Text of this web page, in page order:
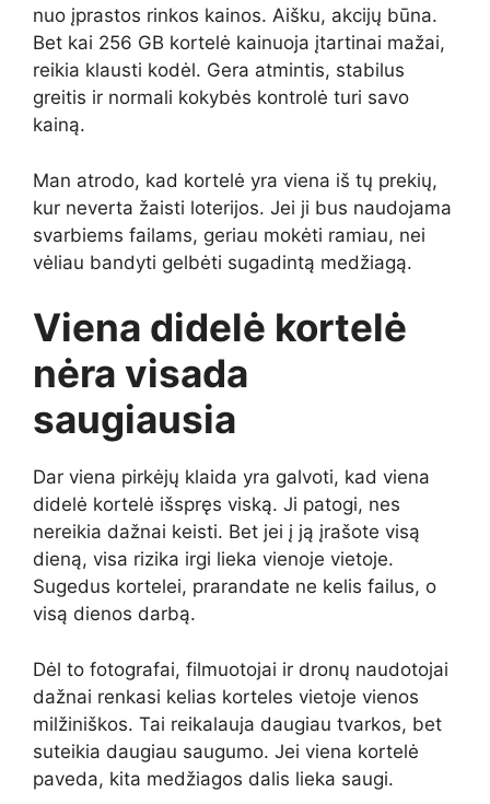
nuo įprastos rinkos kainos. Aišku, akcijų būna.
Bet kai 256 GB kortelė kainuoja įtartinai mažai,
reikia klausti kodėl. Gera atmintis, stabilus
greitis ir normali kokybės kontrolė turi savo
kainą.
Man atrodo, kad kortelė yra viena iš tų prekių,
kur neverta žaisti loterijos. Jei ji bus naudojama
svarbiems failams, geriau mokėti ramiau, nei
vėliau bandyti gelbėti sugadintą medžiagą.
Viena didelė kortelė
nėra visada
saugiausia
Dar viena pirkėjų klaida yra galvoti, kad viena
didelė kortelė išspręs viską. Ji patogi, nes
nereikia dažnai keisti. Bet jei į ją įrašote visą
dieną, visa rizika irgi lieka vienoje vietoje.
Sugedus kortelei, prarandate ne kelis failus, o
visą dienos darbą.
Dėl to fotografai, filmuotojai ir dronų naudotojai
dažnai renkasi kelias korteles vietoje vienos
milžiniškos. Tai reikalauja daugiau tvarkos, bet
suteikia daugiau saugumo. Jei viena kortelė
paveda, kita medžiagos dalis lieka saugi.